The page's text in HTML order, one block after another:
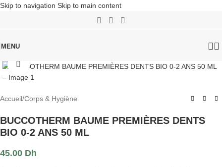
Skip to navigation Skip to main content
MENU
Click to enlarge
Accueil/Corps & Hygiène
BUCCOTHERM BAUME PREMIÈRES DENTS
BIO 0-2 ANS 50 ML
45.00 Dh